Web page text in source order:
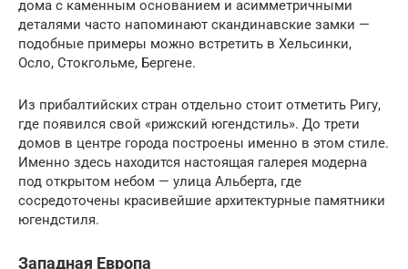
дома с каменным основанием и асимметричными
деталями часто напоминают скандинавские замки —
подобные примеры можно встретить в Хельсинки,
Осло, Стокгольме, Бергене.
Из прибалтийских стран отдельно стоит отметить Ригу,
где появился свой «рижский югендстиль». До трети
домов в центре города построены именно в этом стиле.
Именно здесь находится настоящая галерея модерна
под открытом небом — улица Альберта, где
сосредоточены красивейшие архитектурные памятники
югендстиля.
Западная Европа